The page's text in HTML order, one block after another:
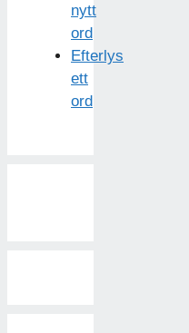
nytt
ord
Efterlys
ett
ord